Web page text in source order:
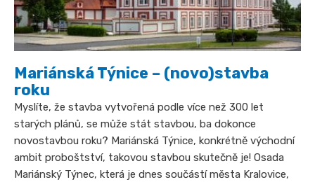
Mariánská Týnice – (novo)stavba
roku
Myslíte, že stavba vytvořená podle více než 300 let
starých plánů, se může stát stavbou, ba dokonce
novostavbou roku? Mariánská Týnice, konkrétně východní
ambit proboštství, takovou stavbou skutečně je! Osada
Mariánský Týnec, která je dnes součástí města Kralovice,